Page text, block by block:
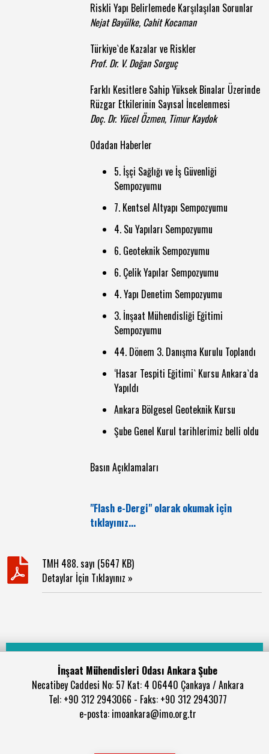
Riskli Yapı Belirlemede Karşılaşılan Sorunlar
Nejat Bayülke, Cahit Kocaman
Türkiye`de Kazalar ve Riskler
Prof. Dr. V. Doğan Sorguç
Farklı Kesitlere Sahip Yüksek Binalar Üzerinde
Rüzgar Etkilerinin Sayısal İncelenmesi
Doç. Dr. Yücel Özmen, Timur Kaydok
Odadan Haberler
5. İşçi Sağlığı ve İş Güvenliği
Sempozyumu
7. Kentsel Altyapı Sempozyumu
4. Su Yapıları Sempozyumu
6. Geoteknik Sempozyumu
6. Çelik Yapılar Sempozyumu
4. Yapı Denetim Sempozyumu
3. İnşaat Mühendisliği Eğitimi
Sempozyumu
44. Dönem 3. Danışma Kurulu Toplandı
‘Hasar Tespiti Eğitimi` Kursu Ankara`da
Yapıldı
Ankara Bölgesel Geoteknik Kursu
Şube Genel Kurul tarihlerimiz belli oldu
Basın Açıklamaları
"Flash e-Dergi" olarak okumak için
tıklayınız...
TMH 488. sayı (5647 KB)
Detaylar İçin Tıklayınız »
İnşaat Mühendisleri Odası Ankara Şube
Necatibey Caddesi No: 57 Kat: 4 06440 Çankaya / Ankara
Tel: +90 312 2943066 - Faks: +90 312 2943077
e-posta: imoankara@imo.org.tr